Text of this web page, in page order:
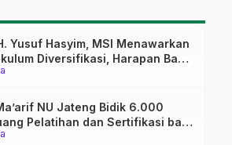
Berat
Yusuf Hasyim, MSI Menawarkan
Diversifikasi, Harapan Baru
dunia pendidikan
NU Jateng Bidik 6.000
Pelatihan dan Sertifikasi bagi
SMK